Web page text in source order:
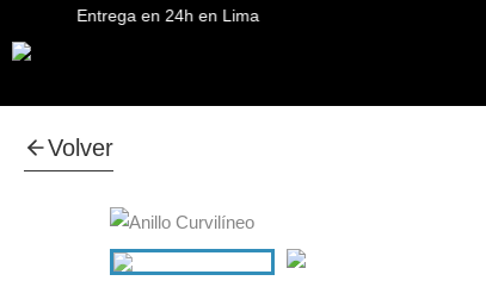
Entrega en 24h en Lima
Volver